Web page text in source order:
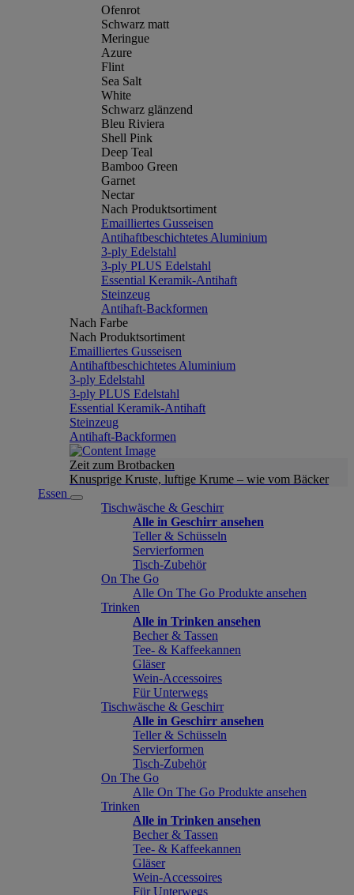
Ofenrot
Schwarz matt
Meringue
Azure
Flint
Sea Salt
White
Schwarz glänzend
Bleu Riviera
Shell Pink
Deep Teal
Bamboo Green
Garnet
Nectar
Nach Produktsortiment
Emailliertes Gusseisen
Antihaftbeschichtetes Aluminium
3-ply Edelstahl
3-ply PLUS Edelstahl
Essential Keramik-Antihaft
Steinzeug
Antihaft-Backformen
Nach Farbe
Nach Produktsortiment
Emailliertes Gusseisen
Antihaftbeschichtetes Aluminium
3-ply Edelstahl
3-ply PLUS Edelstahl
Essential Keramik-Antihaft
Steinzeug
Antihaft-Backformen
Zeit zum Brotbacken
Knusprige Kruste, luftige Krume – wie vom Bäcker
Essen
Tischwäsche & Geschirr
Alle in Geschirr ansehen
Teller & Schüsseln
Servierformen
Tisch-Zubehör
On The Go
Alle On The Go Produkte ansehen
Trinken
Alle in Trinken ansehen
Becher & Tassen
Tee- & Kaffeekannen
Gläser
Wein-Accessoires
Für Unterwegs
Tischwäsche & Geschirr
Alle in Geschirr ansehen
Teller & Schüsseln
Servierformen
Tisch-Zubehör
On The Go
Alle On The Go Produkte ansehen
Trinken
Alle in Trinken ansehen
Becher & Tassen
Tee- & Kaffeekannen
Gläser
Wein-Accessoires
Für Unterwegs